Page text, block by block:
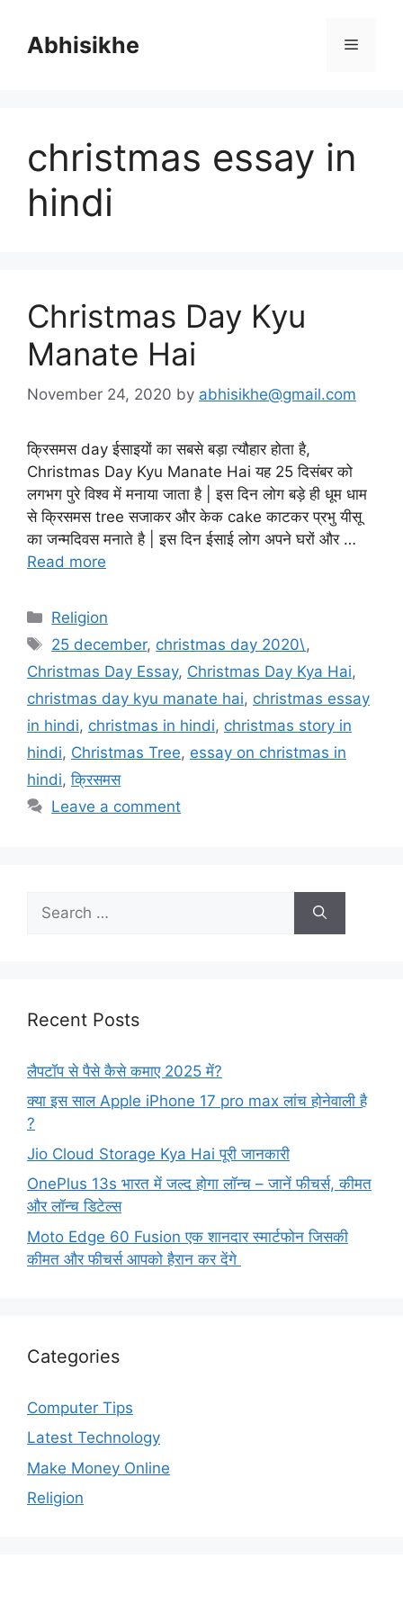
contentAbhisikhe Menu
christmas essay in
hindi
Christmas Day Kyu
Manate Hai
November 24, 2020 by abhisikhe@gmail.com
क्रिसमस day ईसाइयों का सबसे बड़ा त्यौहार होता है,
Christmas Day Kyu Manate Hai यह 25 दिसंबर को
लगभग पुरे विश्व में मनाया जाता है | इस दिन लोग बड़े ही धूम धाम
से क्रिसमस tree सजाकर और केक cake काटकर प्रभु यीसू
का जन्मदिवस मनाते है | इस दिन ईसाई लोग अपने घरों और …
Read more
Categories
Religion
Tags
25 december, christmas day 2020\ ,
Christmas Day Essay, Christmas Day Kya Hai,
christmas day kyu manate hai, christmas essay
in hindi, christmas in hindi, christmas story in
hindi, Christmas Tree, essay on christmas in
hindi,क्रिसमस
Leave a comment
for:
Recent Posts
लैपटॉप से पैसे कैसे कमाए 2025 में?
क्या इस साल Apple iPhone 17 pro max लांच होनेवाली है
?
Jio Cloud Storage Kya Hai पूरी जानकारी
OnePlus 13s भारत में जल्द होगा लॉन्च – जानें फीचर्स, कीमत
और लॉन्च डिटेल्स
Moto Edge 60 Fusion एक शानदार स्मार्टफोन जिसकी
कीमत और फीचर्स आपको हैरान कर देंगे
Categories
Computer Tips
Latest Technology
Make Money Online
Religion